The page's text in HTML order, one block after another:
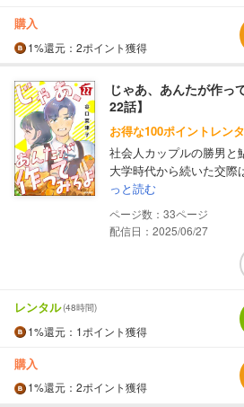
購入
1%還元 ：2ポイント獲得
じゃあ、あんたが作っ
22話】
お得な100ポイントレン
社会人カップルの勝男と
大学時代から続いた交際
っと読む
33
配信日：2025/06/27
レンタル(48時間)
1%還元 ：1ポイント獲得
購入
1%還元 ：2ポイント獲得